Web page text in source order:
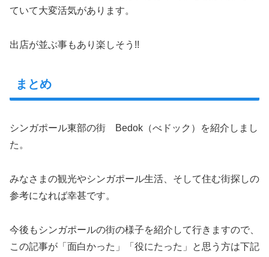
ていて大変活気があります。
出店が並ぶ事もあり楽しそう!!
まとめ
シンガポール東部の街 Bedok（べドック）を紹介しまし
た。
みなさまの観光やシンガポール生活、そして住む街探しの
参考になれば幸甚です。
今後もシンガポールの街の様子を紹介して行きますので、
この記事が「面白かった」「役にたった」と思う方は下記